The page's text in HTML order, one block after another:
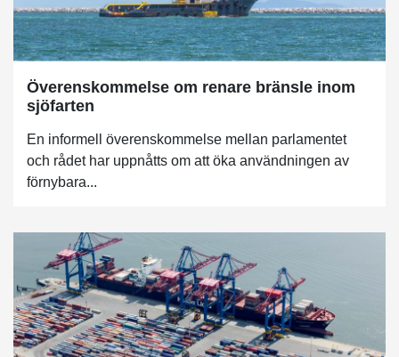
Överenskommelse om renare bränsle inom
sjöfarten
En informell överenskommelse mellan parlamentet
och rådet har uppnåtts om att öka användningen av
förnybara...